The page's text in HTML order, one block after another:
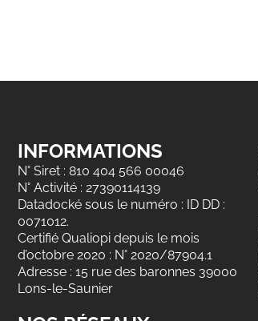
INFORMATIONS
N° Siret : 810 404 566 00046
N° Activité : 27390114139
Datadocké sous le numéro : ID DD :
0071012.
Certifié Qualiopi depuis le mois
d’octobre 2020 : N° 2020/87904.1
Adresse : 15 rue des baronnes 39000
Lons-le-Saunier